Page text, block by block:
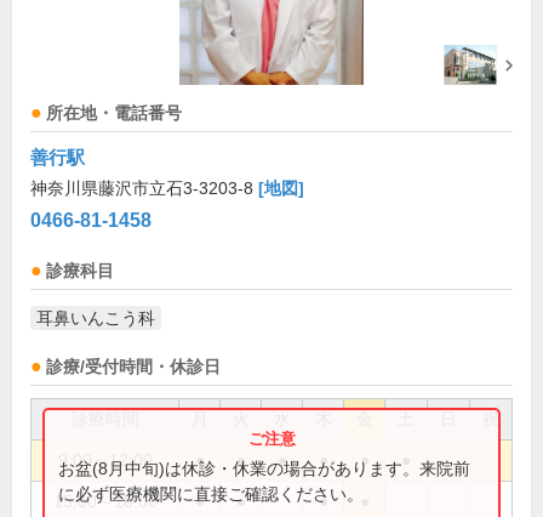
所在地・電話番号
善行駅
神奈川県藤沢市立石3-3203-8 [地図]
0466-81-1458
診療科目
耳鼻いんこう科
診療/受付時間・休診日
祝
9:00～12:00 ● ● ● ● ●
15:00～18:00 ● ● ●
お盆(8月中旬)は休診・休業の場合があります。来院前
に必ず医療機関に直接ご確認ください。